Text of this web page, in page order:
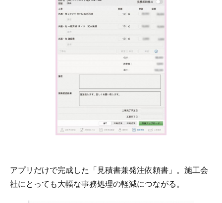
アプリだけで完成した「見積書兼発注依頼書」。施工会
社にとっても大幅な事務処理の軽減につながる。